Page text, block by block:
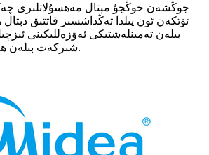
جوڭشەن خوڭجۇ مېتال مەھسۇلاتلىرى
ئۆتكەن ئون يىلدا تەڭداشسىز قاتتىق
بىلەن تەمىنلەشتىكى ئەۋزەللىكىنى
شىركەت بىلەن ھەمكارلىق ئورناتتىڭىز.